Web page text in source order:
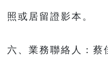
照或居留證影本。
六、業務聯絡人：蔡